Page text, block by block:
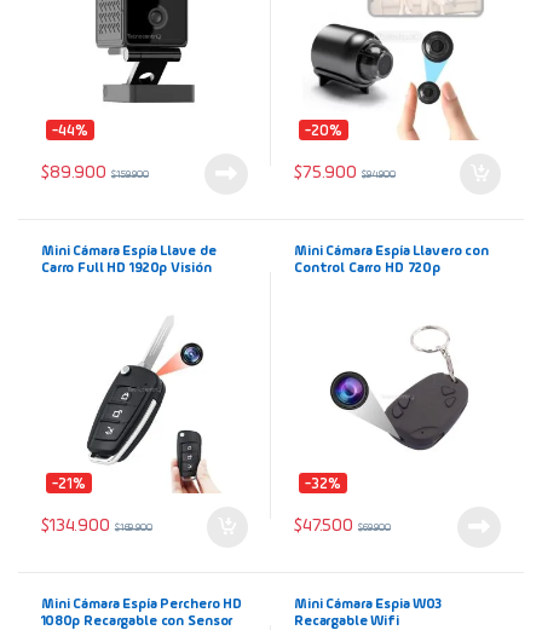
-44%
$89.900 $159.900
-20%
$75.900 $94.900
Mini Cámara Espía Llave de
Carro Full HD 1920p Visión
-21%
$134.900 $169.900
Mini Cámara Espía Llavero con
Control Carro HD 720p
-32%
$47.500 $69.900
Mini Cámara Espía Perchero HD
1080p Recargable con Sensor
Mini Cámara Espia W03
Recargable Wifi